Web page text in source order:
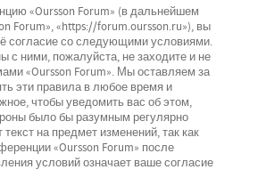
«Oursson Forum» (в дальнейшем
Forum», «https://forum.oursson.ru»), вы
согласие со следующими условиями.
с ними, пожалуйста, не заходите и не
«Oursson Forum». Мы оставляем за
эти правила в любое время и
чтобы уведомить вас об этом,
было бы разумным регулярно
текст на предмет изменений, так как
«Oursson Forum» после
условий означает ваше согласие